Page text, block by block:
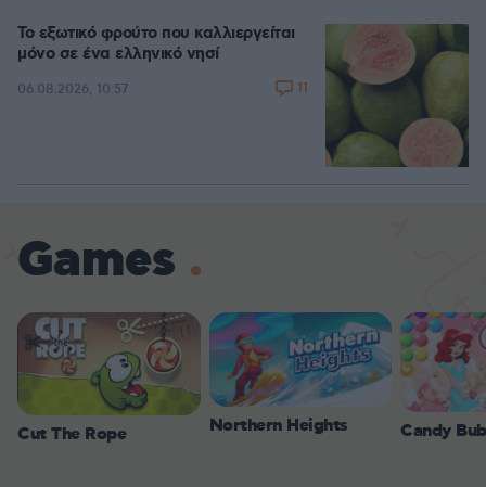
Το εξωτικό φρούτο που καλλιεργείται
μόνο σε ένα ελληνικό νησί
06.08.2026, 10:57 11
Games
Cut The Rope Northern Heights Candy